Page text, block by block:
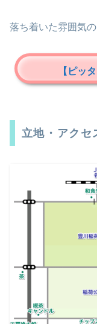
落ち着いた雰囲気
【ピッ
立地・アクセ